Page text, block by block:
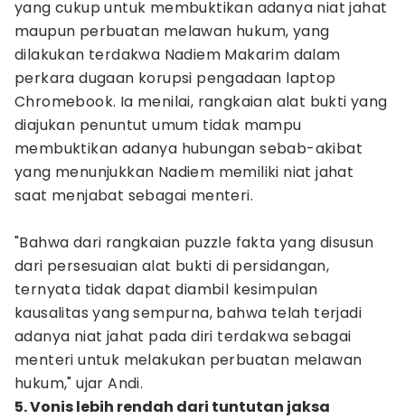
yang cukup untuk membuktikan adanya niat jahat
maupun perbuatan melawan hukum, yang
dilakukan terdakwa Nadiem Makarim dalam
perkara dugaan korupsi pengadaan laptop
Chromebook. Ia menilai, rangkaian alat bukti yang
diajukan penuntut umum tidak mampu
membuktikan adanya hubungan sebab-akibat
yang menunjukkan Nadiem memiliki niat jahat
saat menjabat sebagai menteri.
"Bahwa dari rangkaian puzzle fakta yang disusun
dari persesuaian alat bukti di persidangan,
ternyata tidak dapat diambil kesimpulan
kausalitas yang sempurna, bahwa telah terjadi
adanya niat jahat pada diri terdakwa sebagai
menteri untuk melakukan perbuatan melawan
hukum," ujar Andi.
5. Vonis lebih rendah dari tuntutan jaksa